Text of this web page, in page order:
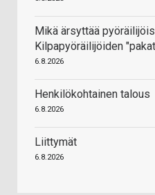
Mikä ärsyttää
Kilpapyöräilijöiden
6.8.2026
Henkilökohtainen talous
6.8.2026
Liittymät
6.8.2026